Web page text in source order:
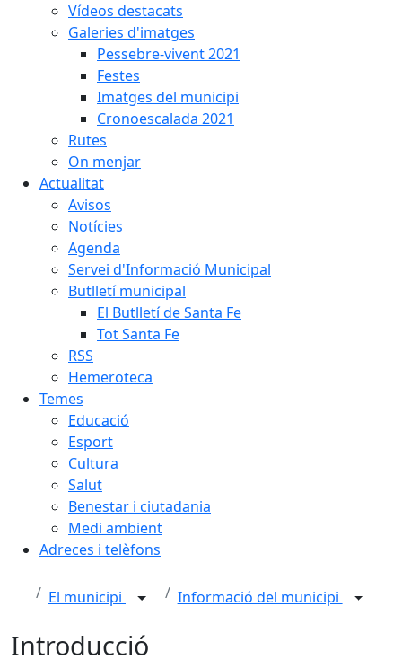
Vídeos destacats
Galeries d'imatges
Pessebre-vivent 2021
Festes
Imatges del municipi
Cronoescalada 2021
Rutes
On menjar
Actualitat
Avisos
Notícies
Agenda
Servei d'Informació Municipal
Butlletí municipal
El Butlletí de Santa Fe
Tot Santa Fe
RSS
Hemeroteca
Temes
Educació
Esport
Cultura
Salut
Benestar i ciutadania
Medi ambient
Adreces i telèfons
El municipi Informació del municipi
Introducció